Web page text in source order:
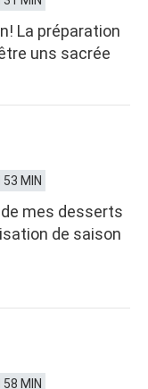
La préparation
uns sacrée
MIN
de mes desserts
de saison
MIN